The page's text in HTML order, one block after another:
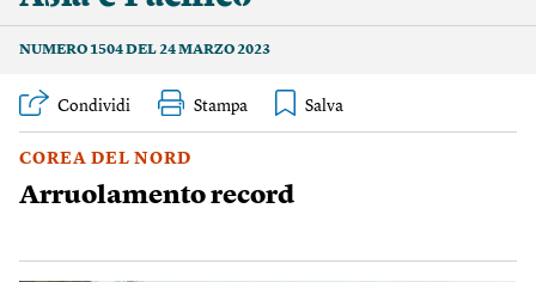
NUMERO 1504 DEL 24 MARZO 2023
Condividi Stampa
COREA DEL NORD
Arruolamento record